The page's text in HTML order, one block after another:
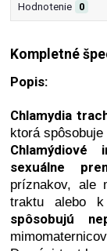
Hodnotenie 0
Kompletné
Popis:
Chlamydia
ktorá
sexuálne
príznakov, ale
traktu alebo
spôsobujú